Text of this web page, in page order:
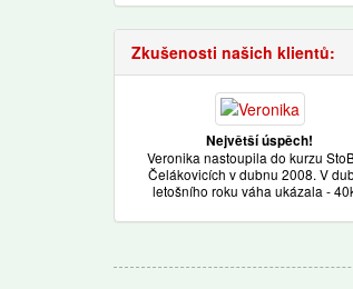
Zkušenosti našich klientů:
Největší úspěch!
Veronika nastoupila do kurzu
Čelákovicích v dubnu 2008. V
letošního roku váha ukázala -